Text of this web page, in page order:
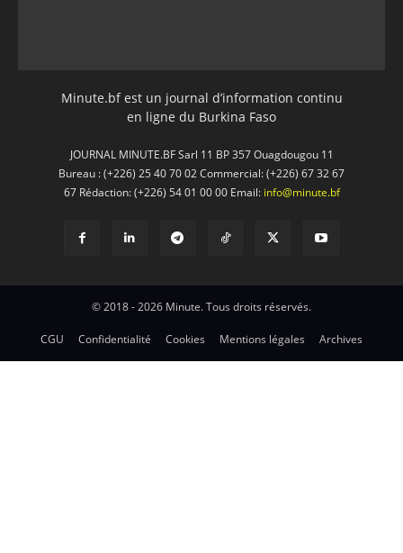
Minute.bf est un journal d’information continu
en ligne du Burkina Faso
JOURNAL MINUTE.BF Sarl 11 BP 357 Ouagdougou 11
Bureau : (+226) 25 40 70 02 Commercial: (+226) 67 32 67
67 Rédaction: (+226) 54 01 00 00 Email: info@minute.bf
© 2018 - 2026 Minute. Tous droits réservés.
CGU Confidentialité Cookies Mentions légales Archives